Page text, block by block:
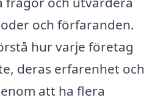
och förfaranden.
hur varje företag
deras erfarenhet och
att ha flera